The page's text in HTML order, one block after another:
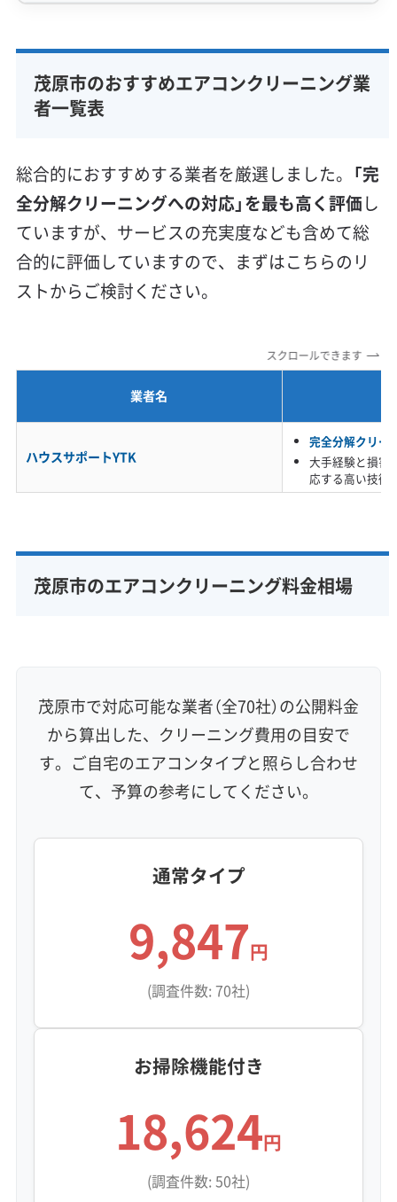
国道128号の『油煙』と一宮川の『湿
正体
油分で固められた土ボコリは、エアコン内
部のアルミフィンにガッチリとこびりつき
的な洗浄では取り除けず、悪臭や故障の原
因になります。
茂原市のエアコン汚れは、いくつかの原因が重
なってやっかいになります。まず、国道128号や
した油分が含まれています。
畑の土ボコリや花粉が付くと、油がノリのよう
な役割をして、水に溶けにくい頑固な汚れにな
ってしまうのです。
すい環境を作り出します。
この状態で、汚れを落としきらないまま防カビ
コーティングをすると、汚れとカビを内部に閉
じ込めてしまう「カビのサンドイッチ」状態にな
りかねません。内部で腐敗が進み、もっと強力
なカビの温床になるリスクがあります。
この油混じりの固い汚れは、弱い水圧の洗浄で
は表面をなでるだけで、逆に汚れを奥へ押し込
んでしまうことも。根本的に解決するには、専
完全分解洗浄 部分クリーニング
実績10年以上
資格保有スタッフ
保証付き アフターフォロー
女性スタッフ在籍
エコ洗剤使用
アレルギー対策
ハウスダスト除去
利便性・サービス (12)
年末年始対応
防カビ・抗菌 消臭処理 防汚コーティング
茂原市のおすすめエアコンクリーニング業
者一覧表
総合的におすすめする業者を厳選しました。 「完
全分解クリーニングへの対応」を最も高く評価し
ていますが、サービスの充実度なども含めて総
合的に評価していますので、まずはこちらのリ
ストからご検討ください。
スクロールできます
業者名
ハウスサポートYTK
完全分解クリー
大手経験と損害
応する高い技術
茂原市のエアコンクリーニング料金相場
茂原市で対応可能な業者（全70社）の公開料金
から算出した、クリーニング費用の目安で
す。ご自宅のエアコンタイプと照らし合わせ
て、予算の参考にしてください。
通常タイプ
9,847円
(調査件数: 70社)
お掃除機能付き
18,624円
(調査件数: 50社)